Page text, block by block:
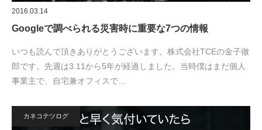
2016.03.14
Googleで調べられる災害時に重要な7つの情報
いつも読んで頂きありがとうございます。株式会社TCEの金子徹
郎です。先週は3.11から5年が経過しました。当時僕はまだ個人
事業主で、自宅兼オフィスで…
カネコテツログ